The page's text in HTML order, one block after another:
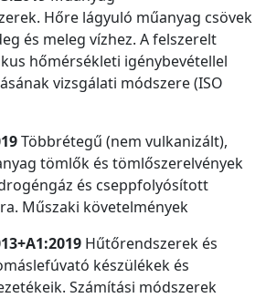
Hőre lágyuló műanyag csövek
és meleg vízhez. A felszerelt
hőmérsékleti igénybevétellel
vizsgálati módszere (ISO
Többrétegű (nem vulkanizált),
tömlők és tömlőszerelvények
és cseppfolyósított
Műszaki követelmények
Hűtőrendszerek és
készülékek és
Számítási módszerek